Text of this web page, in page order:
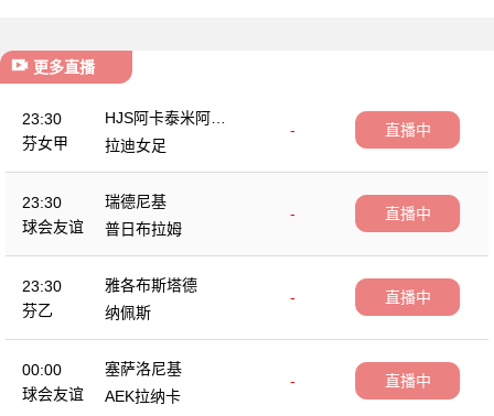
更多直播
23:30
芬女甲
HJS阿卡泰米阿女
足
-
拉迪女足
直播中
23:30
球会友谊
瑞德尼基
-
普日布拉姆
直播中
23:30
芬乙
雅各布斯塔德
-
纳佩斯
直播中
00:00
球会友谊
塞萨洛尼基
-
AEK拉纳卡
直播中